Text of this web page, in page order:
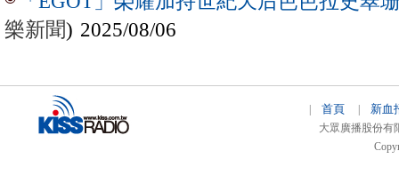
樂新聞) 2025/08/06
首頁 新血
大眾廣播股份有